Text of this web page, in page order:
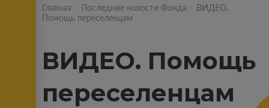
Главная - Последние новости Фонда - ВИДЕО.
Помощь переселенцам
ВИДЕО. Помощь
переселенцам